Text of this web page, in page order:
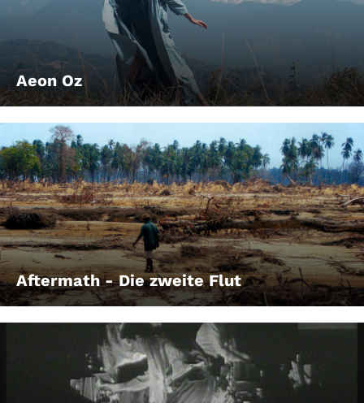
Aeon Oz
Aftermath - Die zweite Flut